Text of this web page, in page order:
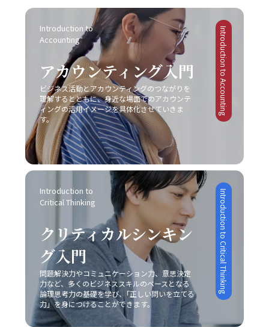
的なコミュニケーションの基盤となります。若手ビジネス
マンが自身のキャリアを磨く上で、これらの手法を実践す
ることは、長期的な成長にも大きく寄与するでしょう。こ
れらの具体的な対処戦略は、「仕事で話が噛み合わない人
との対処法」として多くのビジネスシーンで応用可能であ
り、適切に実践することで、業務効率やチームの生産性の
向上につながります。経験に基づく実践例を参考に、各自
の環境に合った方法を柔軟に取り入れる姿勢が求められま
す。 まとめ 以上のように、ビジネスにおけるコミュニケ
ーションの不調は、単なる一方的な問題ではなく、双方の
認識のズレや情報伝達の不備、さらには思考の整理不足か
ら来る複合的な現象です。特に「仕事で話が噛み合わない
人との対処法」としては、具体的な対策を講じることが不
可欠となります。まず、会議や打ち合わせの場では、前提
条件の確認や具体的な言葉選び、相手の理解度を逐一確認
する姿勢が求められます。次に、必要に応じて一度話を持
ち帰り、冷静に再度整理してから再挑戦するという柔軟性
も欠かせません。また、自己の論理的思考を鍛えることに
よって、伝えたい内容を的確にまとめる力は、長期的には
コミュニケーション能力の向上に直結します。これによ
り、仕事で話が噛み合わない状況を未然に防ぎ、また発生
した場合にも迅速かつ効果的に対処できる基盤を作ること
が可能となります。最終的に、若手ビジネスマンにとって
重要なのは、一方的なコミュニケーションではなく、双方
の意図や認識を共有しあう姿勢です。今回ご紹介したポイ
分の考えが常に正しいという前提に立たず、相手の立場や
背景を十分に理解しながら対話を進めることが、円滑なコ
ミュニケーションを促進します。 また、論理と感情のバ
ランスが重要です。ビジネスシーンでは、論理的な説明が
求められる場面も多い一方で、相手の感情に寄り添うこと
も必要不可欠です。論理だけでは伝え切れない部分や、感
情を込めた発信が不足していると、相手の共感を得ること
が難しくなり、結果的に意思疎通がうまくいかない可能性
があります。この点について、「ビジネスにおけるコミュ
ニケーション能力」の現場においては、感情表現と論理的
説明のバランスを取るための訓練が不可欠です。 さら
に、目的意識の欠如にも注意が必要です。コミュニケーシ
ョンは方法そのものが目的ではなく、最終的には相手に行
動変容を促すための手段です。目的が明確でないまま話を
進めると、どれだけテクニックを駆使しても、受信者にと
って重要なポイントが伝わらず、業務上の成果に結び付か
ない場合があります。そのため、事前に伝えたいポイント
や目的を明確にし、適切な手法を選択することが、効果的
なコミュニケーションにつながります。 また、コミュニ
ケーションの現場がどのような「場」か、つまり使用する
媒体や環境に応じた戦略も大切です。対面での会議、電話
会議、メール、オンラインミーティングなど、ツールや場
面ごとに適したコミュニケーションの方法が存在します。
そのため、各媒体の持つ特性や限界を理解し、状況に合わ
せた柔軟な対応が必要不可欠となります。こうした注意点
を踏まえて、自己のコミュニケーション能力を継続的にブ
タイムで把握し、消費者のニーズの変化に迅速に対応する
手法は、競合他社に先駆けた効果的な戦略です。SNSやオ
ンラインプラットフォームでのブランディングも、従来の
広告や宣伝方法とは一線を画す新たな方法として取り入れ
られています。このように、レッドオーシャンの戦い方に
おいては、伝統的な戦略と最新のテクノロジーを融合させ
ることで、競争優位性を確保する必要があるのです。 競
争における成功事例と失敗事例 現実のビジネスシーンに
おいて、レッドオーシャン 市場での成功事例と失敗事例
は多岐にわたります。成功した企業は、明確な戦略と確固
たる差別化、そして徹底したコスト管理を実践していま
す。たとえば、コカ・コーラは新市場としてチューハイ・
サワー市場に参入する際、徹底した市場調査と消費者ニー
ズの分析に基づく戦略展開により、短期間で一定の市場シ
ェアを獲得しました。また、トヨタ自動車は常に「カイゼ
ン」を徹底し、品質と効率性の向上を図ることで、激しい
競争環境においても堅実な成長を実現しています。 一方
で、失敗に終わった事例も貴重な教訓として残されていま
す。スマートフォン市場におけるモトローラの事例では、
他社との差別化に失敗し、急激な技術革新に乗り遅れて市
場からの孤立を招きました。また、日産自動車は過度なコ
スト削減施策により品質低下とブランドイメージの低下を
招いた結果、激戦区でのシェア確保に大きな課題を突きつ
けられました。これらの事例は、レッドオーシャンの戦い
方においては、単なるコスト削減や市場模倣だけでは不十
性があります。プロジェクトの進行が遅れることで、チー
ムメンバー間の連携が乱れ、結果として全体のパフォーマ
ンスが低下するリスクがあります。これにより、個人の評
価が下がり、キャリア上の成長機会や重要なチャンスが逃
されることにつながります。そのため、先延ばし癖は単な
る個人的な問題に留まらず、社会人としての基礎力や信頼
性を左右する重大な問題と言えます。 ここで特に留意す
べきは、先延ばしの背景には「完璧主義」や「失敗恐怖
症」が密接に関係しているという点です。完璧主義者は、
全ての条件が整うのを待ってから行動するため、結果とし
てタスクが無期限に先延ばしにされる傾向があります。一
方、失敗を恐れる心理は、行動の最初の一歩を踏み出すこ
とさえも躊躇させ、結果として問題が先送りされる原因と
なります。こうした心理的要因への正しいアプローチなく
しては、「後回し癖の改善」は達成しにくいと言えるでし
ょう。 また、ADHDのような発達障害が原因の場合には、
個人の努力だけでは限界があることを認識し、専門の医療
機関やカウンセラーの協力を仰ぐことも大切です。一人で
抱え込むことなく、適切なサポートを受けながら、自己管
理能力の向上を図ることが求められます。このように、先
延ばし癖の注意点は単なる行動パターンの問題を超えて、
複雑な心理的・環境的要因が絡み合っているため、多角的
な視点からの対策が必要不可欠です。 ビジネス現場で
は、タスクを早期に処理する仕組みや、効率的なスケジュ
ール管理システムの導入も推奨されています。現代のITツ
Introduction to
Accounting
アカウンティング入門
ビジネス活動とアカウンティングのつながりを
理解するとともに、身近な場面でのアカウンテ
ィングの活用イメージを具体化させていきま
す。
Introduction to Accounting
Introduction to
Critical Thinking
クリティカルシンキン
グ入門
問題解決力やコミュニケーション力、意思決定
力など、多くのビジネススキルのベースとなる
論理思考力の基礎を学び、｢正しい問いを立てる
力」を身につけることができます。
Introduction to Critical Thinking